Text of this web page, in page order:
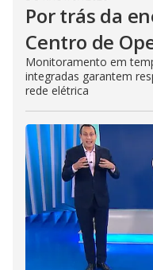
Por trás da
Centro de
Monitoramento em
integradas garantem
rede elétrica